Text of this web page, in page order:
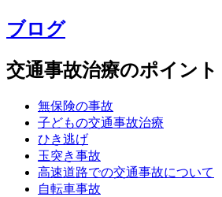
ブログ
交通事故治療のポイント
無保険の事故
子どもの交通事故治療
ひき逃げ
玉突き事故
高速道路での交通事故について
自転車事故